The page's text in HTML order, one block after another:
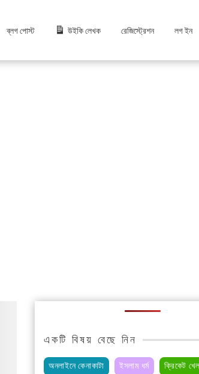
ব্লগ পোস্ট উইকি লেখক রেজিস্ট্রেশন লগ ইন
একটি বিষয় বেছে নিন
অনলাইনে কেনাকাটা
ইসলাম ধর্ম
ক্রিকেট